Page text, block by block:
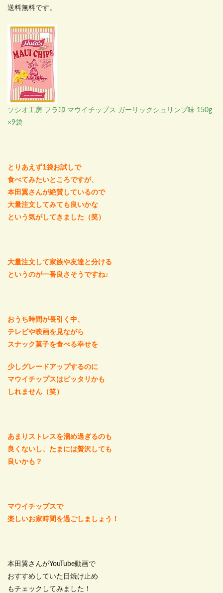
送料無料です。
ソシオ工房 フラ印 マウイチップス ガーリックシュリンプ味 150g
×9袋
とりあえず1袋お試しで
食べてみたいところですが、
本田翼さんが絶賛しているので
大量注文してみても良いかな
という気がしてきました（笑）
大量注文して家族や友達と分ける
というのが一番良さそうですね♪
おうち時間が長引く中、
テレビや映画を見ながら
スナック菓子を食べる幸せを
少しグレードアップするのに
マウイチップスはピッタリかも
しれません（笑）
あまりストレスを溜め過ぎるのも
良くないし、たまには贅沢しても
良いかも？
マウイチップスで
楽しいお家時間を過ごしましょう！
本田翼さんがYouTube動画で
おすすめしていた日焼け止め
もチェックしてみました！